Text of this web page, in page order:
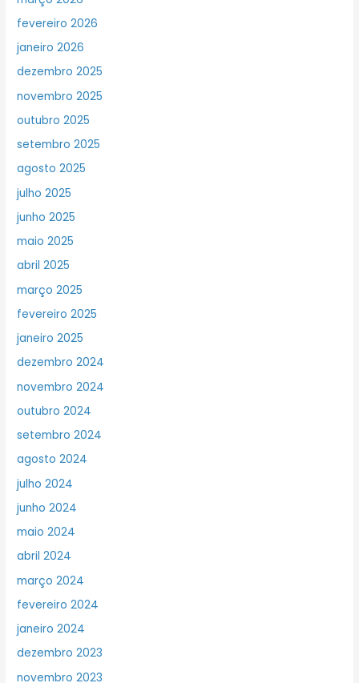
fevereiro 2026
janeiro 2026
dezembro 2025
novembro 2025
outubro 2025
setembro 2025
agosto 2025
julho 2025
junho 2025
maio 2025
abril 2025
março 2025
fevereiro 2025
janeiro 2025
dezembro 2024
novembro 2024
outubro 2024
setembro 2024
agosto 2024
julho 2024
junho 2024
maio 2024
abril 2024
março 2024
fevereiro 2024
janeiro 2024
dezembro 2023
novembro 2023